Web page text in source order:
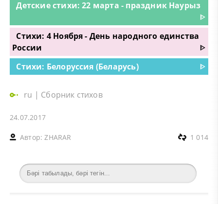
Детские стихи: 22 марта - праздник Наурыз
ᐈ
Стихи: 4 Ноября - День народного единства
России
ᐈ
Стихи: Белоруссия (Беларусь)
ᐈ
ru | Сборник стихов
24.07.2017
Автор:ZHARAR 1 014